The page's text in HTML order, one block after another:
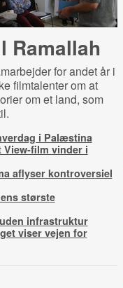
Ramallah
for andet år i
filmtalenter om at
om et land, som
i Palæstina
View-film vinder i
aflyser kontroversiel
største
infrastruktur
viser vejen for